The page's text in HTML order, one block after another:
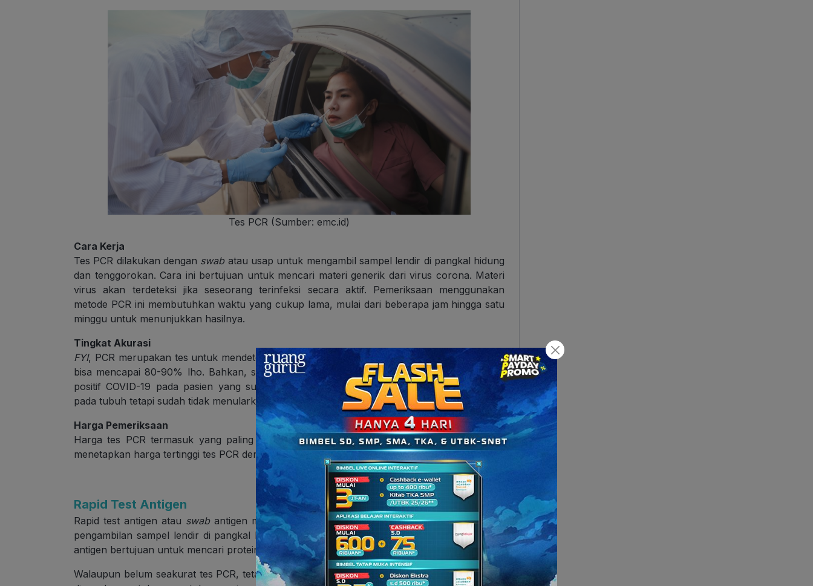
Tes PCR (Sumber: emc.id)
Cara Kerja
Tes PCR dilakukan dengan swabatau usap untuk mengambil sampel lendir di pangkal hidung
dan tenggorokan. Cara ini bertujuan untuk mencari materi generik dari virus corona. Materi
virus akan terdeteksi jika seseorang terinfeksi secara aktif. Pemeriksaan menggunakan
metode PCR ini membutuhkan waktu yang cukup lama, mulai dari beberapa jam hingga satu
minggu untuk menunjukkan hasilnya.
Tingkat Akurasi
FYI, PCR merupakan tes untuk mendeteksi virus corona yang paling akurat, lho. Akurasinya
bisa mencapai 80-90% lho. Bahkan, sensitivitas dari tes ini masih dapat menunjukkan hasil
positif COVID-19 pada pasien yang sudah sembuh karena materi genetik virus masih ada
pada tubuh tetapi sudah tidak menularkan lagi.
Harga Pemeriksaan
Harga tes PCR termasuk yang paling mahal. Namun, pemerintah melalui Kemenkes telah
menetapkan harga tertinggi tes PCR dengan batasan sebesar Rp900.000.
Rapid Test Antigen
Rapid test antigen atau swabantigen memiliki metode yang mirip dengan PCR yaitu dengan
pengambilan sampel lendir di pangkal hidung atau tenggorokan melalui proses
swab
Swab
antigen bertujuan untuk mencari protein yang terdapat di permukaan virus.
Walaupun belum seakurat tes PCR, tetapi para peneliti mengatakan bahwa tes antigen dapat